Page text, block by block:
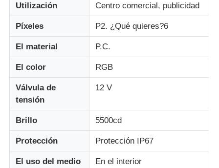
Noticias
Todos los casos
Solicitar una cita
Pantalla de malla LED
Visualización de malla LED
Pantalla de película transparente LED
Utilización Centro comercial, publicidad
Píxeles P2. ¿Qué quieres?6
El material P.C.
El color RGB
Válvula de
tensión
12 V
Brillo 5500cd
Protección Protección IP67
El uso del medio
En el interior